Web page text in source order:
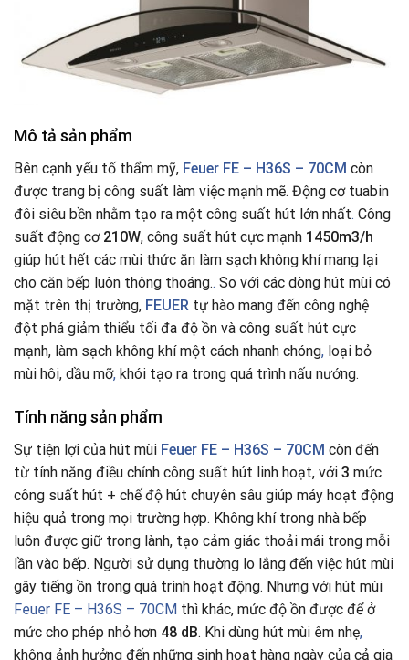
Mô tả sản phẩm
Bên cạnh yếu tố thẩm mỹ, Feuer FE – H36S – 70CM còn
được trang bị công suất làm việc mạnh mẽ. Động cơ tuabin
đôi siêu bền nhằm tạo ra một công suất hút lớn nhất. Công
suất động cơ 210W, công suất hút cực mạnh 1450m3/h
giúp hút hết các mùi thức ăn làm sạch không khí mang lại
cho căn bếp luôn thông thoáng.. So với các dòng hút mùi có
mặt trên thị trường, FEUER tự hào mang đến công nghệ
đột phá giảm thiểu tối đa độ ồn và công suất hút cực
mạnh, làm sạch không khí một cách nhanh chóng, loại bỏ
mùi hôi, dầu mỡ, khói tạo ra trong quá trình nấu nướng.
Tính năng sản phẩm
Sự tiện lợi của hút mùi Feuer FE – H36S – 70CM còn đến
từ tính năng điều chỉnh công suất hút linh hoạt, với 3 mức
công suất hút + chế độ hút chuyên sâu giúp máy hoạt động
hiệu quả trong mọi trường hợp. Không khí trong nhà bếp
luôn được giữ trong lành, tạo cảm giác thoải mái trong mỗi
lần vào bếp. Người sử dụng thường lo lắng đến việc hút mùi
gây tiếng ồn trong quá trình hoạt động. Nhưng với hút mùi
Feuer FE – H36S – 70CM thì khác, mức độ ồn được để ở
mức cho phép nhỏ hơn 48 dB. Khi dùng hút mùi êm nhẹ,
không ảnh hưởng đến những sinh hoạt hàng ngày của cả gia